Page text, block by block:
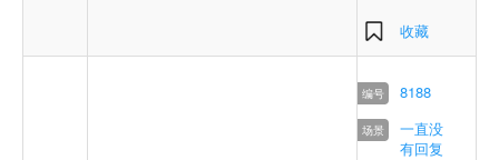
收藏
8188
一直没
有回复